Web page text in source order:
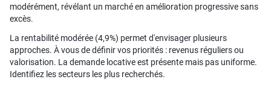
modérément, révélant un marché en amélioration progressive sans
excès.
La rentabilité modérée (4,9%) permet d'envisager plusieurs
approches. À vous de définir vos priorités : revenus réguliers ou
valorisation. La demande locative est présente mais pas uniforme.
Identifiez les secteurs les plus recherchés.